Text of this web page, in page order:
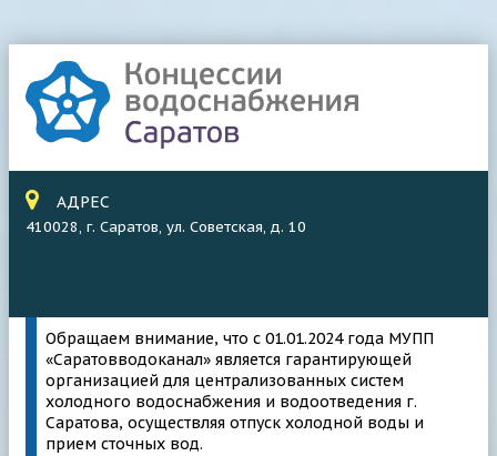
АДРЕС
410028, г. Саратов, ул. Советская, д. 10
Обращаем внимание, что с 01.01.2024 года МУПП
«Саратовводоканал» является гарантирующей
организацией для централизованных систем
холодного водоснабжения и водоотведения г.
Саратова, осуществляя отпуск холодной воды и
прием сточных вод.